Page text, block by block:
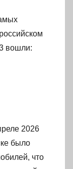
вошли:
2026
было
что